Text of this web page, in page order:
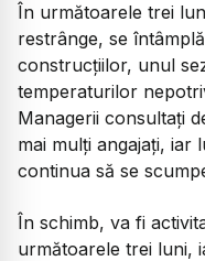
În următoarele trei
restrânge, se
construcțiilor, unul
temperaturilor
Managerii consultați
mai mulți angajați,
continua să se
În schimb, va fi
următoarele trei luni,